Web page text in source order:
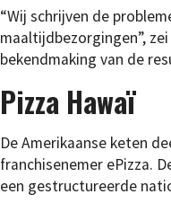
“Wij schrijven de
maaltijdbezorgingen”,
bekendmaking van de
Pizza Hawaï
De Amerikaanse keten
franchisenemer ePizza.
een gestructureerde